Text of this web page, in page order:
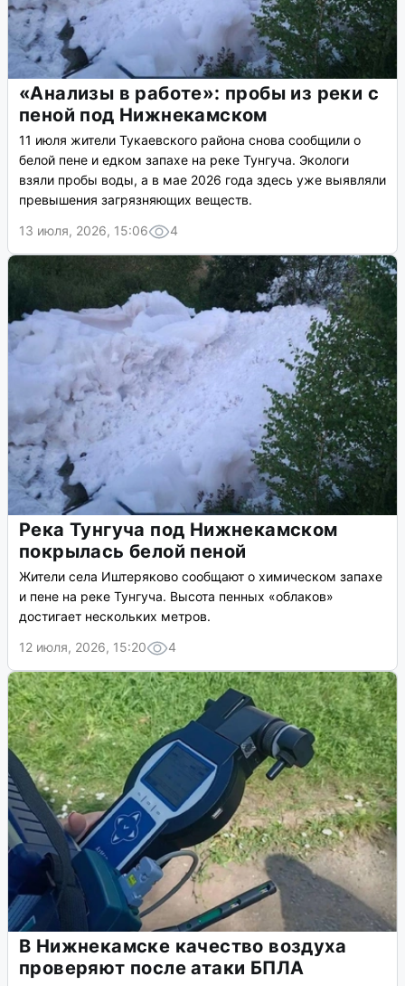
«Анализы в работе»: пробы из реки с
пеной под Нижнекамском
11 июля жители Тукаевского района снова сообщили о
белой пене и едком запахе на реке Тунгуча. Экологи
взяли пробы воды, а в мае 2026 года здесь уже выявляли
превышения загрязняющих веществ.
13 июля, 2026, 15:06
4
Река Тунгуча под Нижнекамском
покрылась белой пеной
Жители села Иштеряково сообщают о химическом запахе
и пене на реке Тунгуча. Высота пенных «облаков»
достигает нескольких метров.
12 июля, 2026, 15:20
4
В Нижнекамске качество воздуха
проверяют после атаки БПЛА